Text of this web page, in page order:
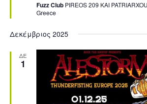
Fuzz Club PIREOS 209 KAI
Greece
Δεκέμβριος 2025
ΔΕ
1